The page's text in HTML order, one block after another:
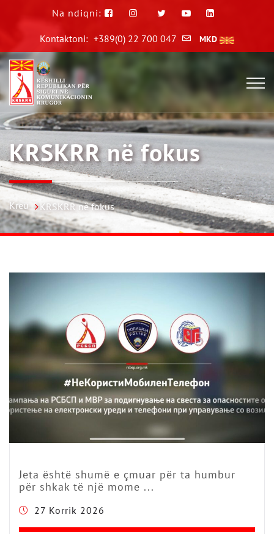
Na ndiqni:
Kontaktoni: +389(0) 22 700 047 MKD
KRSKRR në fokus
Kreu KRSKRR në fokus
Jeta është shumë e çmuar për ta humbur
për shkak të një mome ...
27 Korrik 2026